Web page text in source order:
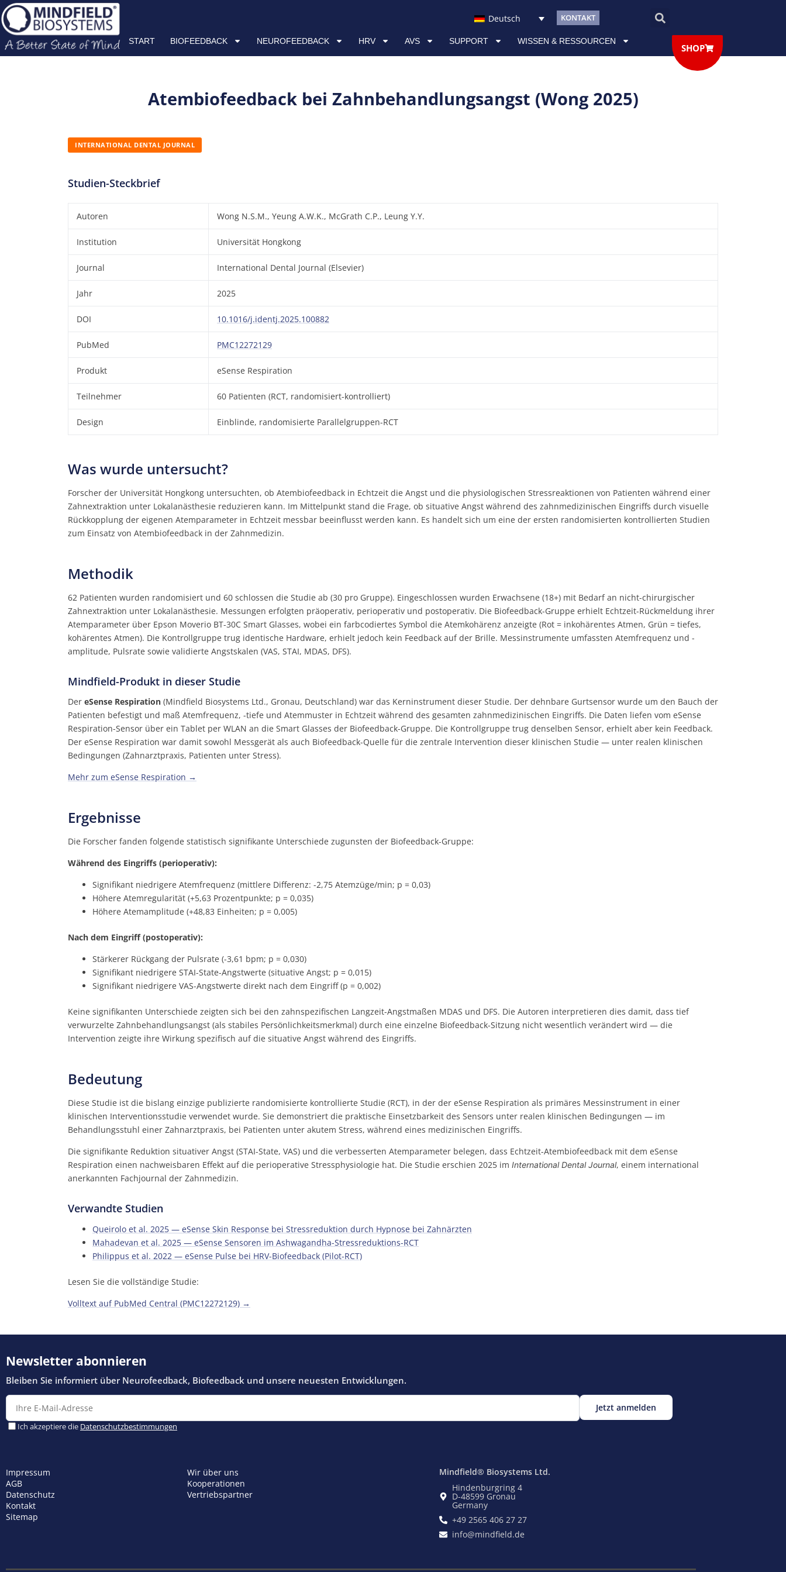
Zum
Inhalt
springen
START BIOFEEDBACK
Deutsch KONTAKT
START BIOFEEDBACK NEUROFEEDBACK HRV AVS SUPPORT WISSEN & RESSOURCEN
SHOP
Atembiofeedback bei Zahnbehandlungsangst (Wong 2025)
INTERNATIONAL DENTAL JOURNAL
Studien-Steckbrief
Autoren Wong N.S.M., Yeung A.W.K., McGrath C.P., Leung Y.Y.
Institution Universität Hongkong
Journal International Dental Journal (Elsevier)
Jahr 2025
DOI 10.1016/j.identj.2025.100882
PubMed PMC12272129
Produkt eSense Respiration
Teilnehmer 60 Patienten (RCT, randomisiert-kontrolliert)
Design Einblinde, randomisierte Parallelgruppen-RCT
Was wurde untersucht?
Forscher der Universität Hongkong untersuchten, ob Atembiofeedback in Echtzeit die Angst und die physiologischen Stressreaktionen von Patienten während einer
Zahnextraktion unter Lokalanästhesie reduzieren kann. Im Mittelpunkt stand die Frage, ob situative Angst während des zahnmedizinischen Eingriffs durch visuelle
Rückkopplung der eigenen Atemparameter in Echtzeit messbar beeinflusst werden kann. Es handelt sich um eine der ersten randomisierten kontrollierten Studien
zum Einsatz von Atembiofeedback in der Zahnmedizin.
Methodik
62 Patienten wurden randomisiert und 60 schlossen die Studie ab (30 pro Gruppe). Eingeschlossen wurden Erwachsene (18+) mit Bedarf an nicht-chirurgischer
Zahnextraktion unter Lokalanästhesie. Messungen erfolgten präoperativ, perioperativ und postoperativ. Die Biofeedback-Gruppe erhielt Echtzeit-Rückmeldung ihrer
Atemparameter über Epson Moverio BT-30C Smart Glasses, wobei ein farbcodiertes Symbol die Atemkohärenz anzeigte (Rot = inkohärentes Atmen, Grün = tiefes,
kohärentes Atmen). Die Kontrollgruppe trug identische Hardware, erhielt jedoch kein Feedback auf der Brille. Messinstrumente umfassten Atemfrequenz und -
amplitude, Pulsrate sowie validierte Angstskalen (VAS, STAI, MDAS, DFS).
Mindfield-Produkt in dieser Studie
Der eSense Respiration (Mindfield Biosystems Ltd., Gronau, Deutschland) war das Kerninstrument dieser Studie. Der dehnbare Gurtsensor wurde um den Bauch der
Patienten befestigt und maß Atemfrequenz, -tiefe und Atemmuster in Echtzeit während des gesamten zahnmedizinischen Eingriffs. Die Daten liefen vom eSense
Respiration-Sensor über ein Tablet per WLAN an die Smart Glasses der Biofeedback-Gruppe. Die Kontrollgruppe trug denselben Sensor, erhielt aber kein Feedback.
Der eSense Respiration war damit sowohl Messgerät als auch Biofeedback-Quelle für die zentrale Intervention dieser klinischen Studie — unter realen klinischen
Bedingungen (Zahnarztpraxis, Patienten unter Stress).
Mehr zum eSense Respiration →
Ergebnisse
Die Forscher fanden folgende statistisch signifikante Unterschiede zugunsten der Biofeedback-Gruppe:
Während des Eingriffs (perioperativ):
Signifikant niedrigere Atemfrequenz (mittlere Differenz: -2,75 Atemzüge/min; p = 0,03)
Höhere Atemregularität (+5,63 Prozentpunkte; p = 0,035)
Höhere Atemamplitude (+48,83 Einheiten; p = 0,005)
Nach dem Eingriff (postoperativ):
Stärkerer Rückgang der Pulsrate (-3,61 bpm; p = 0,030)
Signifikant niedrigere STAI-State-Angstwerte (situative Angst; p = 0,015)
Signifikant niedrigere VAS-Angstwerte direkt nach dem Eingriff (p = 0,002)
Keine signifikanten Unterschiede zeigten sich bei den zahnspezifischen Langzeit-Angstmaßen MDAS und DFS. Die Autoren interpretieren dies damit, dass tief
verwurzelte Zahnbehandlungsangst (als stabiles Persönlichkeitsmerkmal) durch eine einzelne Biofeedback-Sitzung nicht wesentlich verändert wird — die
Intervention zeigte ihre Wirkung spezifisch auf die situative Angst während des Eingriffs.
Bedeutung
Diese Studie ist die bislang einzige publizierte randomisierte kontrollierte Studie (RCT), in der der eSense Respiration als primäres Messinstrument in einer
klinischen Interventionsstudie verwendet wurde. Sie demonstriert die praktische Einsetzbarkeit des Sensors unter realen klinischen Bedingungen — im
Behandlungsstuhl einer Zahnarztpraxis, bei Patienten unter akutem Stress, während eines medizinischen Eingriffs.
Die signifikante Reduktion situativer Angst (STAI-State, VAS) und die verbesserten Atemparameter belegen, dass Echtzeit-Atembiofeedback mit dem eSense
Respiration einen nachweisbaren Effekt auf die perioperative Stressphysiologie hat. Die Studie erschien 2025 im International Dental Journal, einem international
anerkannten Fachjournal der Zahnmedizin.
Verwandte Studien
Queirolo et al. 2025 — eSense Skin Response bei Stressreduktion durch Hypnose bei Zahnärzten
Mahadevan et al. 2025 — eSense Sensoren im Ashwagandha-Stressreduktions-RCT
Philippus et al. 2022 — eSense Pulse bei HRV-Biofeedback (Pilot-RCT)
Lesen Sie die vollständige Studie:
Volltext auf PubMed Central (PMC12272129) →
Impressum
AGB
Datenschutz
Kontakt
Sitemap
Wir über uns
Kooperationen
Vertriebspartner
Mindfield® Biosystems Ltd.
Hindenburgring 4
D-48599 Gronau
Germany
+49 2565 406 27 27
info@mindfield.de